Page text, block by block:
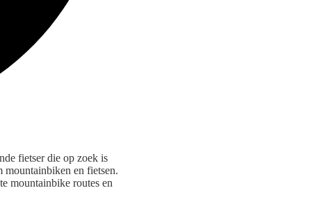
fietser die op zoek is
mountainbiken en fietsen.
mountainbike routes en